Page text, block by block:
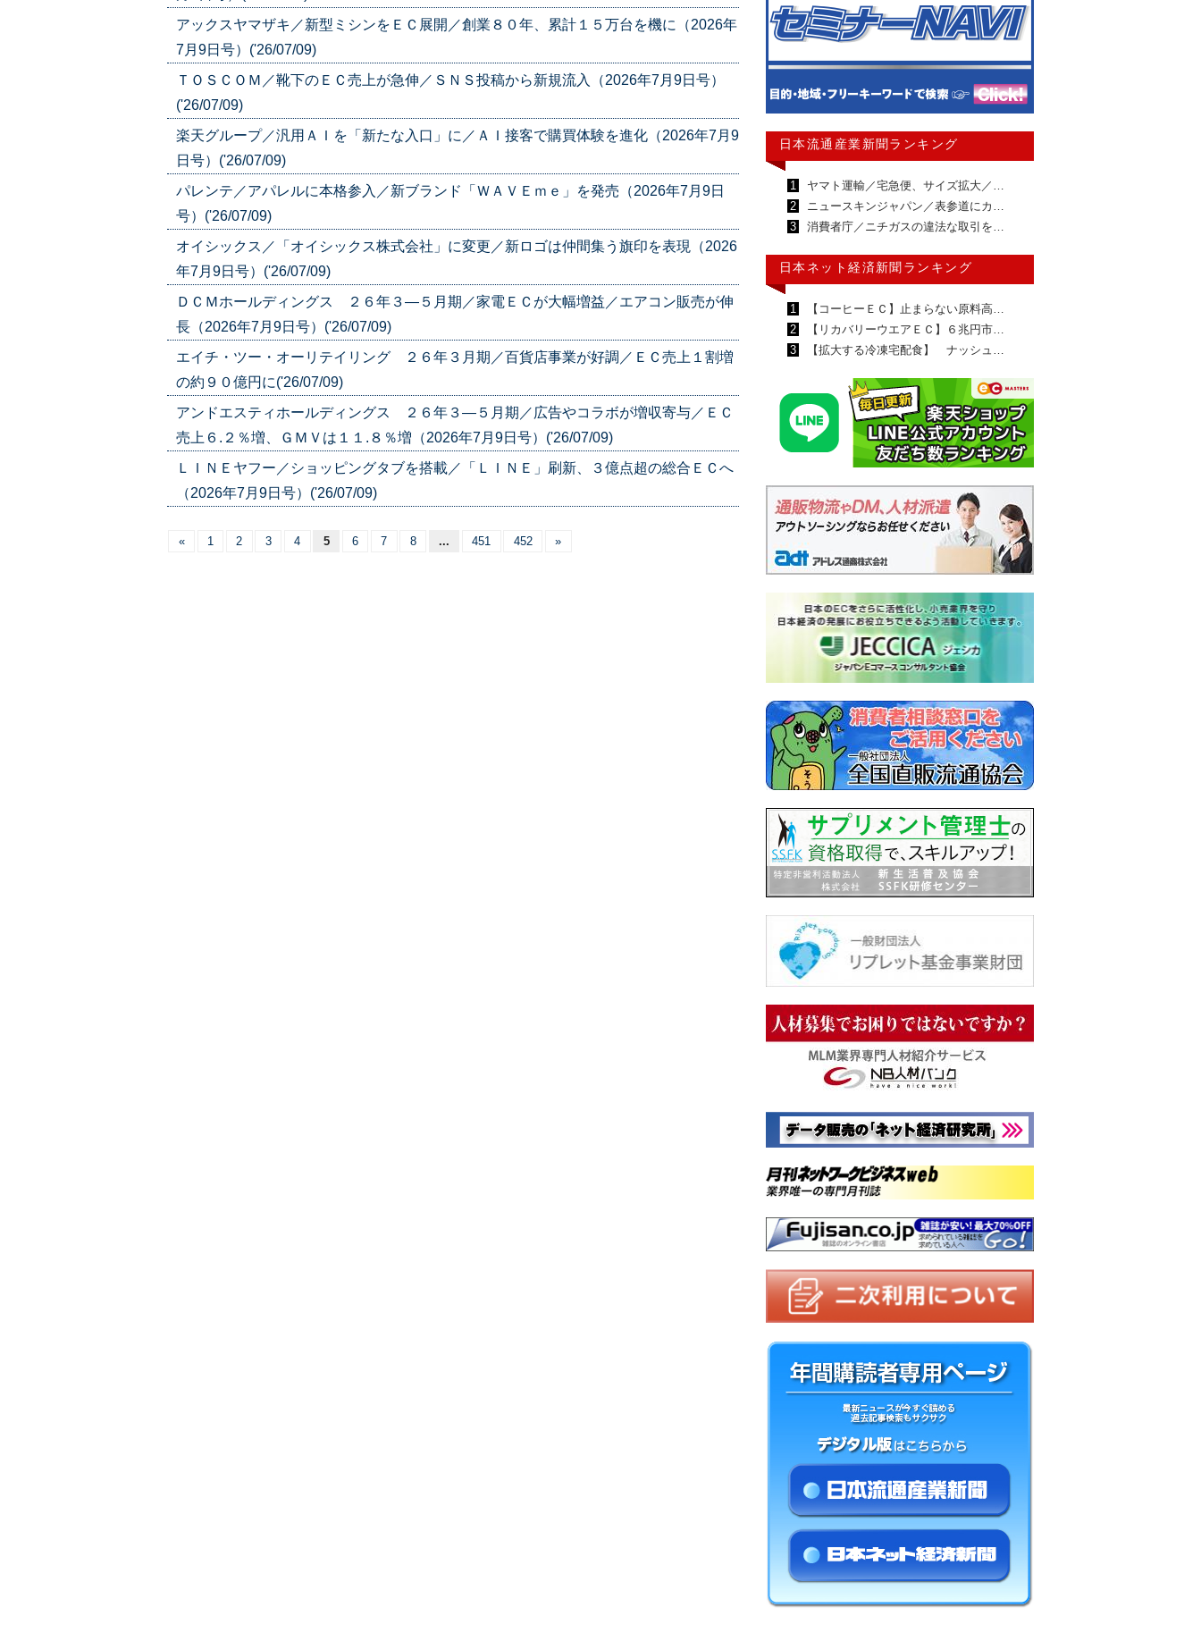
アックスヤマザキ／新型ミシンをＥＣ展開／創業８０年、累計１５万台を機に（2026年
7月9日号）('26/07/09)
ＴＯＳＣＯＭ／靴下のＥＣ売上が急伸／ＳＮＳ投稿から新規流入（2026年7月9日号）
('26/07/09)
楽天グループ／汎用ＡＩを「新たな入口」に／ＡＩ接客で購買体験を進化（2026年7月9
日号）('26/07/09)
パレンテ／アパレルに本格参入／新ブランド「ＷＡＶＥｍｅ」を発売（2026年7月9日
号）('26/07/09)
オイシックス／「オイシックス株式会社」に変更／新ロゴは仲間集う旗印を表現（2026
年7月9日号）('26/07/09)
ＤＣＭホールディングス ２６年３―５月期／家電ＥＣが大幅増益／エアコン販売が伸
長（2026年7月9日号）('26/07/09)
エイチ・ツー・オーリテイリング ２６年３月期／百貨店事業が好調／ＥＣ売上１割増
の約９０億円に('26/07/09)
アンドエスティホールディングス ２６年３―５月期／広告やコラボが増収寄与／ＥＣ
売上６.２％増、ＧＭＶは１１.８％増（2026年7月9日号）('26/07/09)
ＬＩＮＥヤフー／ショッピングタブを搭載／「ＬＩＮＥ」刷新、３億点超の総合ＥＣへ
（2026年7月9日号）('26/07/09)
« 1 2 3 4 5 6 7 8 ... 451 452 »
日本流通産業新聞ランキング
1
ヤマト運輸／宅急便、サイズ拡大／…
2
ニュースキンジャパン／表参道にカ…
3
消費者庁／ニチガスの違法な取引を…
日本ネット経済新聞ランキング
1
【コーヒーＥＣ】止まらない原料高…
2
【リカバリーウエアＥＣ】６兆円市…
3
【拡大する冷凍宅配食】 ナッシュ…